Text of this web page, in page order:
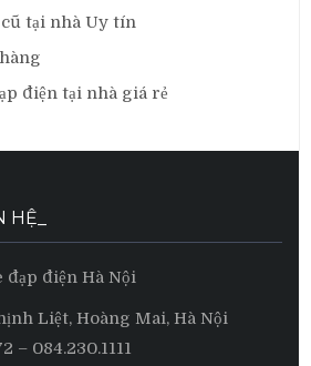
tại nhà Uy tín
điện tại nhà giá rẻ
đạp điện Hà Nội
Liệt, Hoàng Mai, Hà Nội
– 084.230.1111